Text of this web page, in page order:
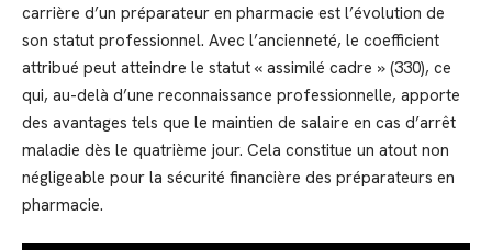
carrière d’un préparateur en pharmacie est l’évolution de
son statut professionnel. Avec l’ancienneté, le coefficient
attribué peut atteindre le statut « assimilé cadre » (330), ce
qui, au-delà d’une reconnaissance professionnelle, apporte
des avantages tels que le maintien de salaire en cas d’arrêt
maladie dès le quatrième jour. Cela constitue un atout non
négligeable pour la sécurité financière des préparateurs en
pharmacie.